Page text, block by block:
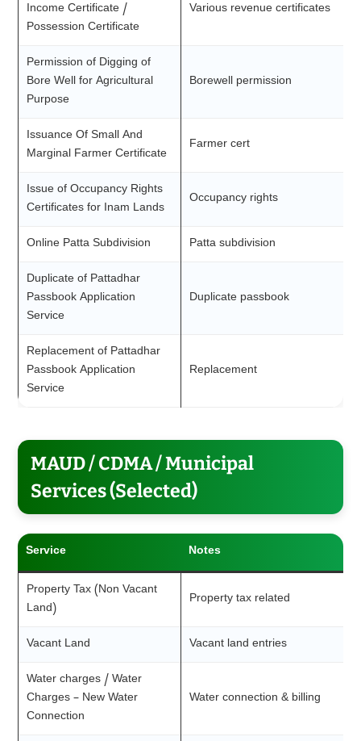
Income Certificate /
Possession Certificate
Various revenue certificates
Permission of Digging of
Bore Well for Agricultural
Purpose
Borewell permission
Issuance Of Small And
Marginal Farmer Certificate
Farmer cert
Issue of Occupancy Rights
Certificates for Inam Lands
Occupancy rights
Online Patta Subdivision Patta subdivision
Duplicate of Pattadhar
Passbook Application
Service
Duplicate passbook
Replacement of Pattadhar
Passbook Application
Service
Replacement
MAUD / CDMA / Municipal
Services (Selected)
Service Notes
Property Tax (Non Vacant
Land)
Property tax related
Vacant Land Vacant land entries
Water charges / Water
Charges – New Water
Connection
Water connection & billing